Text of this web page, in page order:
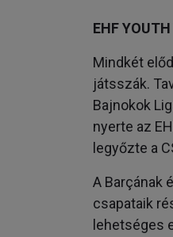
EHF
Mindkét
játsszák.
Bajnokok
nyerte az
legyőzte a
A Barçának
csapataik
lehetséges